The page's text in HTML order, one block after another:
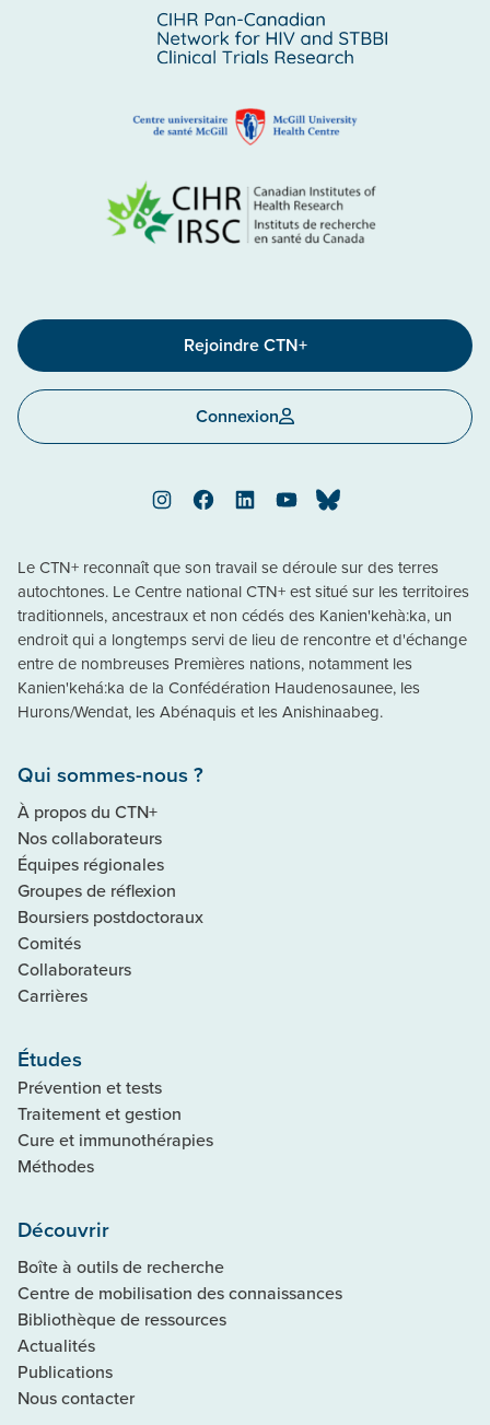
Rejoindre CTN+
Connexion
InstagramFacebookLinkedInYouTubeBluesky
Le CTN+ reconnaît que son travail se déroule sur des terres
autochtones. Le Centre national CTN+ est situé sur les territoires
traditionnels, ancestraux et non cédés des Kanien'kehà:ka, un
endroit qui a longtemps servi de lieu de rencontre et d'échange
entre de nombreuses Premières nations, notamment les
Kanien'kehá:ka de la Confédération Haudenosaunee, les
Hurons/Wendat, les Abénaquis et les Anishinaabeg.
Qui sommes-nous ?
À propos du CTN+
Nos collaborateurs
Équipes régionales
Groupes de réflexion
Boursiers postdoctoraux
Comités
Collaborateurs
Carrières
Études
Prévention et tests
Traitement et gestion
Cure et immunothérapies
Méthodes
Découvrir
Boîte à outils de recherche
Centre de mobilisation des connaissances
Bibliothèque de ressources
Actualités
Publications
Nous contacter